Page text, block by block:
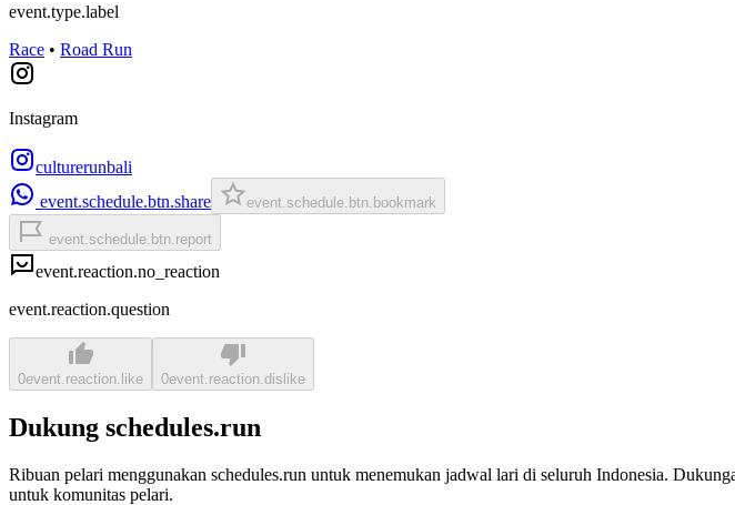
event.type.label
Race • Road Run
Instagram
culturerunbali
event.schedule.btn.share
event.schedule.btn.bookmark
event.schedule.btn.report
event.reaction.no_reaction
event.reaction.question
0event.reaction.like 0event.reaction.dislike
Dukung schedules.run
Ribuan pelari menggunakan schedules.run untuk menemukan jadwal lari di seluruh Indonesia.
untuk komunitas pelari.